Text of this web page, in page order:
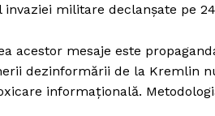
invaziei militare declanșate pe
acestor mesaje este
dezinformării de la Kremlin
informațională.